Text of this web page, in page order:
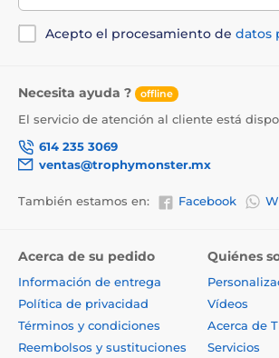
Acepto el procesamiento de datos
Necesita ayuda ? offline
El servicio de atención al cliente está
614 235 3069
ventas@trophymonster.mx
También estamos en: Facebook
Acerca de su pedido
Información de entrega
Política de privacidad
Términos y condiciones
Reembolsos y sustituciones
Quiénes
Vídeos
Acerca de
Servicios